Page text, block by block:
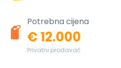
Potrebna cijena
€ 12.000
Privatni prodavač